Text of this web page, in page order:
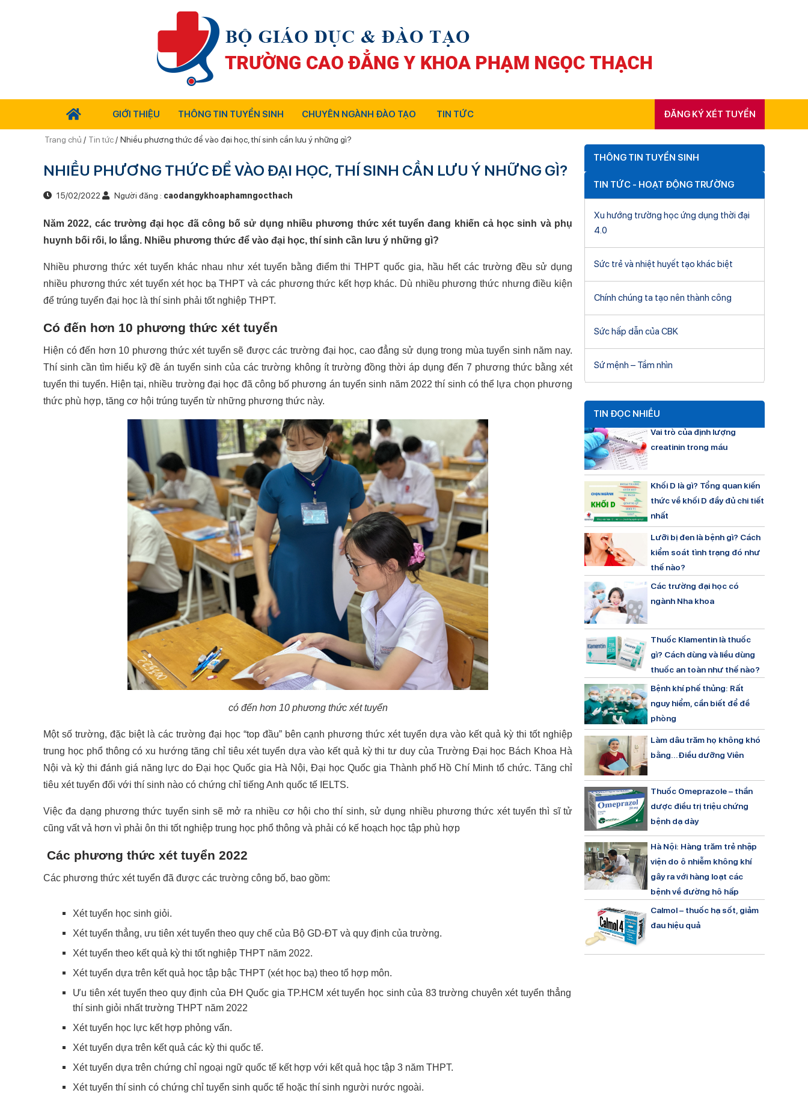
GIỚI THIỆU THÔNG TIN TUYỂN SINH CHUYÊN NGÀNH ĐÀO TẠO TIN TỨC ĐĂNG KÝ XÉT TUYỂN
Trang chủ / Tin tức/ Nhiều phương thức để vào đại học, thí sinh cần lưu ý những gì?
NHIỀU PHƯƠNG THỨC ĐỂ VÀO ĐẠI HỌC, THÍ SINH CẦN LƯU Ý NHỮNG GÌ?
15/02/2022 Người đăng : caodangykhoaphamngocthach
Năm 2022, các trường đại học đã công bố sử dụng nhiều phương thức xét tuyển đang khiến cả học sinh và phụ
huynh bối rối, lo lắng. Nhiều phương thức để vào đại học, thí sinh cần lưu ý những gì?
Nhiều phương thức xét tuyển khác nhau như xét tuyển bằng điểm thi THPT quốc gia, hầu hết các trường đều sử dụng
nhiều phương thức xét tuyển xét học bạ THPT và các phương thức kết hợp khác. Dù nhiều phương thức nhưng điều kiện
để trúng tuyển đại học là thí sinh phải tốt nghiệp THPT.
Có đến hơn 10 phương thức xét tuyển
Hiện có đến hơn 10 phương thức xét tuyển sẽ được các trường đại học, cao đẳng sử dụng trong mùa tuyển sinh năm nay.
Thí sinh cần tìm hiểu kỹ đề án tuyển sinh của các trường không ít trường đồng thời áp dụng đến 7 phương thức bằng xét
tuyển thi tuyển. Hiện tại, nhiều trường đại học đã công bố phương án tuyển sinh năm 2022 thí sinh có thể lựa chọn phương
thức phù hợp, tăng cơ hội trúng tuyển từ những phương thức này.
có đến hơn 10 phương thức xét tuyển
Một số trường, đặc biệt là các trường đại học “top đầu” bên cạnh phương thức xét tuyển dựa vào kết quả kỳ thi tốt nghiệp
trung học phổ thông có xu hướng tăng chỉ tiêu xét tuyển dựa vào kết quả kỳ thi tư duy của Trường Đại học Bách Khoa Hà
Nội và kỳ thi đánh giá năng lực do Đại học Quốc gia Hà Nội, Đại học Quốc gia Thành phố Hồ Chí Minh tổ chức. Tăng chỉ
tiêu xét tuyển đối với thí sinh nào có chứng chỉ tiếng Anh quốc tế IELTS.
Việc đa dạng phương thức tuyển sinh sẽ mở ra nhiều cơ hội cho thí sinh, sử dụng nhiều phương thức xét tuyển thì sĩ tử
cũng vất vả hơn vì phải ôn thi tốt nghiệp trung học phổ thông và phải có kế hoạch học tập phù hợp
Các phương thức xét tuyển 2022
Các phương thức xét tuyển đã được các trường công bố, bao gồm:
Xét tuyển học sinh giỏi.
Xét tuyển thẳng, ưu tiên xét tuyển theo quy chế của Bộ GD-ĐT và quy định của trường.
Xét tuyển theo kết quả kỳ thi tốt nghiệp THPT năm 2022.
Xét tuyển dựa trên kết quả học tập bậc THPT (xét học bạ) theo tổ hợp môn.
Ưu tiên xét tuyển theo quy định của ĐH Quốc gia TP.HCM xét tuyển học sinh của 83 trường chuyên xét tuyển thẳng
thí sinh giỏi nhất trường THPT năm 2022
Xét tuyển học lực kết hợp phỏng vấn.
Xét tuyển dựa trên kết quả các kỳ thi quốc tế.
Xét tuyển dựa trên chứng chỉ ngoại ngữ quốc tế kết hợp với kết quả học tập 3 năm THPT.
Xét tuyển thí sinh có chứng chỉ tuyển sinh quốc tế hoặc thí sinh người nước ngoài.
THÔNG TIN TUYỂN SINH
TIN TỨC - HOẠT ĐỘNG TRƯỜNG
Xu hướng trường học ứng dụng thời đại
4.0
Sức trẻ và nhiệt huyết tạo khác biệt
Chính chúng ta tạo nên thành công
Sức hấp dẫn của CBK
Sứ mệnh – Tầm nhìn
TIN ĐỌC NHIỀU
Vai trò của định lượng
creatinin trong máu
Khối D là gì? Tổng quan kiến
thức về khối D đầy đủ chi tiết
nhất
Lưỡi bị đen là bệnh gì? Cách
kiểm soát tình trạng đó như
thế nào?
Các trường đại học có
ngành Nha khoa
Thuốc Klamentin là thuốc
gì? Cách dùng và liều dùng
thuốc an toàn như thế nào?
Bệnh khí phế thủng: Rất
nguy hiểm, cần biết để đề
phòng
Làm dâu trăm họ không khó
bằng…Điều dưỡng Viên
Thuốc Omeprazole – thần
dược điều trị triệu chứng
bệnh dạ dày
Hà Nội: Hàng trăm trẻ nhập
viện do ô nhiễm không khí
gây ra với hàng loạt các
bệnh về đường hô hấp
Calmol – thuốc hạ sốt, giảm
đau hiệu quả